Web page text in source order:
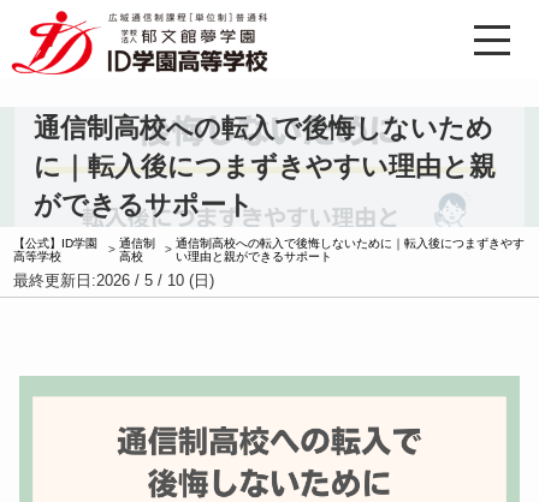
通信制高校への転入で後悔しないため
に｜転入後につまずきやすい理由と親
ができるサポート
【公式】ID学園
高等学校
>通信制
高校
> 通信制高校への転入で後悔しないために｜転入後につまずきやす
い理由と親ができるサポート
最終更新日:2026 / 5 / 10 (日)